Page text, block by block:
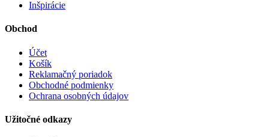
Inšpirácie
Obchod
Účet
Košík
Reklamačný poriadok
Obchodné podmienky
Ochrana osobných údajov
Užitočné odkazy